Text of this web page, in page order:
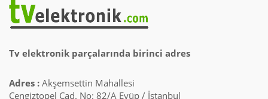
Tv elektronik parçalarında birinci adres
Adres : Akşemsettin Mahallesi
Cengiztopel Cad. No: 82/A Eyüp / İstanbul